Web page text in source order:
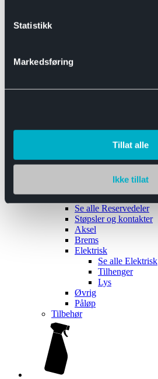
Statistikk
Markedsføring
Tillat alle
Ikke tillat
Båthengere
Reservedeler
Se alle Reservedeler
Støpsler og kontakter
Aksel
Brems
Elektrisk
Se alle Elektrisk
Tilhenger
Lys
Øvrig
Påløp
Tilbehør